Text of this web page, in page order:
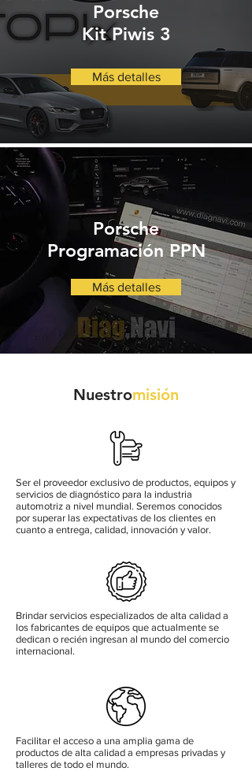
Porsche
Kit Piwis 3
Más detalles
Porsche
Programación PPN
Más detalles
Nuestromisión
Ser el proveedor exclusivo de productos, equipos y
servicios de diagnóstico para la industria
automotriz a nivel mundial. Seremos conocidos
por superar las expectativas de los clientes en
cuanto a entrega, calidad, innovación y valor.
Brindar servicios especializados de alta calidad a
los fabricantes de equipos que actualmente se
dedican o recién ingresan al mundo del comercio
internacional.
Facilitar el acceso a una amplia gama de
productos de alta calidad a empresas privadas y
talleres de todo el mundo.